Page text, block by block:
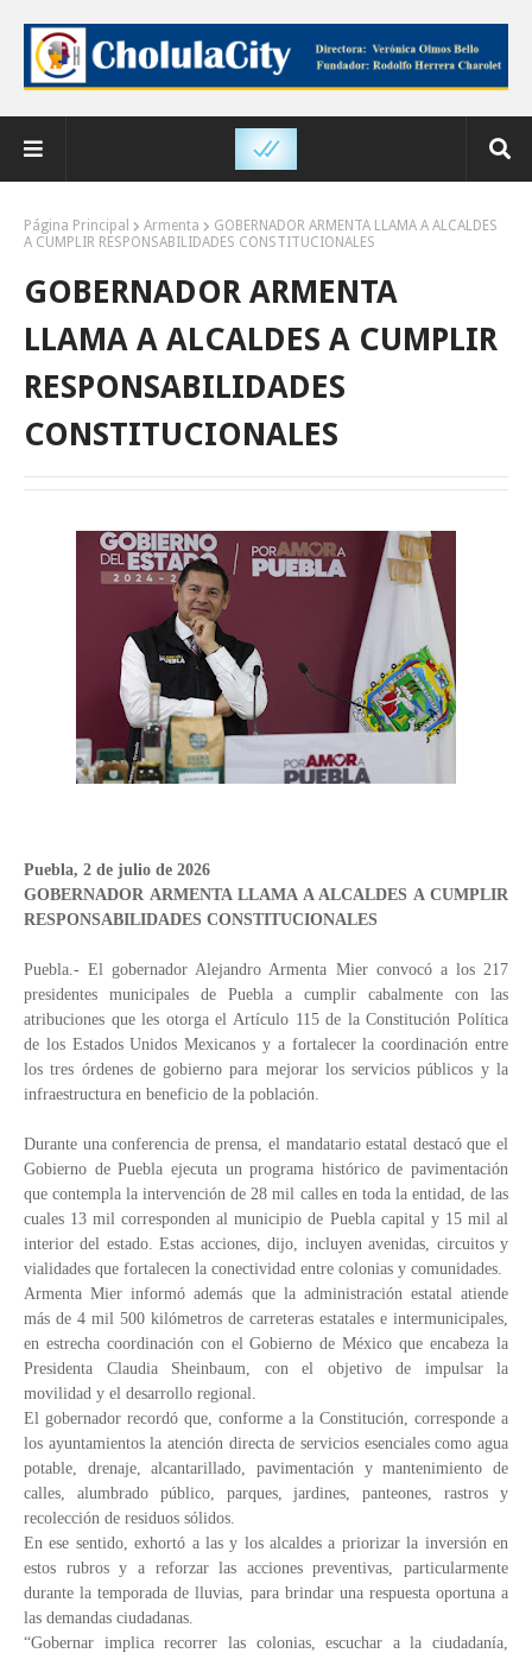
Página Principal Armenta
GOBERNADOR ARMENTA LLAMA A ALCALDES
A CUMPLIR RESPONSABILIDADES CONSTITUCIONALES
GOBERNADOR ARMENTA
LLAMA A ALCALDES A CUMPLIR
RESPONSABILIDADES
CONSTITUCIONALES
Puebla, 2 de julio de 2026
GOBERNADOR ARMENTA LLAMA A ALCALDES A CUMPLIR
RESPONSABILIDADES CONSTITUCIONALES
Puebla.- El gobernador Alejandro Armenta Mier convocó a los 217
presidentes municipales de Puebla a cumplir cabalmente con las
atribuciones que les otorga el Artículo 115 de la Constitución Política
de los Estados Unidos Mexicanos y a fortalecer la coordinación entre
los tres órdenes de gobierno para mejorar los servicios públicos y la
infraestructura en beneficio de la población.
Durante una conferencia de prensa, el mandatario estatal destacó que el
Gobierno de Puebla ejecuta un programa histórico de pavimentación
que contempla la intervención de 28 mil calles en toda la entidad, de las
cuales 13 mil corresponden al municipio de Puebla capital y 15 mil al
interior del estado. Estas acciones, dijo, incluyen avenidas, circuitos y
vialidades que fortalecen la conectividad entre colonias y comunidades.
Armenta Mier informó además que la administración estatal atiende
más de 4 mil 500 kilómetros de carreteras estatales e intermunicipales,
en estrecha coordinación con el Gobierno de México que encabeza la
Presidenta Claudia Sheinbaum, con el objetivo de impulsar la
movilidad y el desarrollo regional.
El gobernador recordó que, conforme a la Constitución, corresponde a
los ayuntamientos la atención directa de servicios esenciales como agua
potable, drenaje, alcantarillado, pavimentación y mantenimiento de
calles, alumbrado público, parques, jardines, panteones, rastros y
recolección de residuos sólidos.
En ese sentido, exhortó a las y los alcaldes a priorizar la inversión en
estos rubros y a reforzar las acciones preventivas, particularmente
durante la temporada de lluvias, para brindar una respuesta oportuna a
las demandas ciudadanas.
“Gobernar implica recorrer las colonias, escuchar a la ciudadanía,